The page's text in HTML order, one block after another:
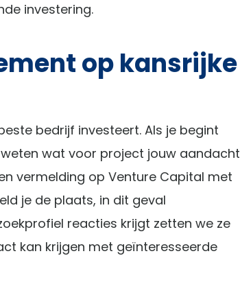
investering.
op kansrijke
bedrijf investeert. Als je begint
wat voor project jouw aandacht
vermelding op Venture Capital met
je de plaats, in dit geval
reacties krijgt zetten we ze
kan krijgen met geïnteresseerde